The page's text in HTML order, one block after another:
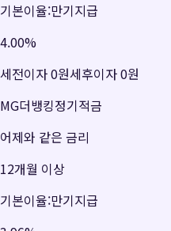
기본이율:만기지급
4.00%
세전이자0원세후이자0원
MG더뱅킹정기적금
어제와 같은 금리
12개월 이상
기본이율:만기지급